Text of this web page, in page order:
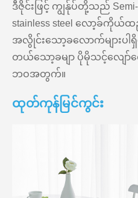
ဒီဇိုင်းဖြင့် ကျွန်ုပ်တို့သည်
stainless steel လော့ခ်ကို
အလွိုင်းသော့ခလောက်များပါရှိသ
တယ်သော့ခမျာ ပိုမိုသင့်လျေ
ဘဝအတွက်။
ထုတ်ကုန်မြင်ကွင်း